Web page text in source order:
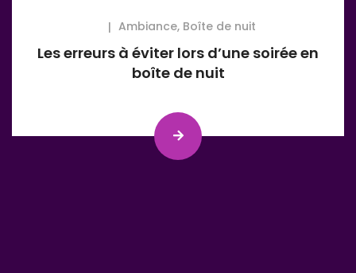
Ambiance, Boîte de nuit
Les erreurs à éviter lors d’une soirée en
boîte de nuit